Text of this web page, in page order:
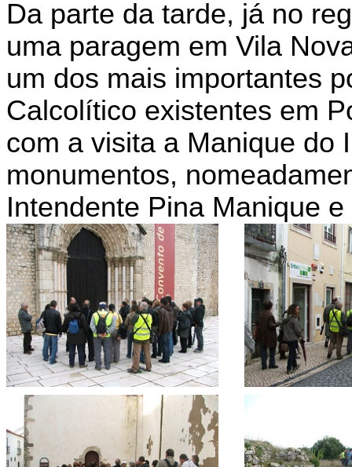
Da parte da tarde, já no
uma paragem em Vila
um dos mais importantes
Calcolítico existentes em
com a visita a Manique do
monumentos,
Intendente Pina Manique